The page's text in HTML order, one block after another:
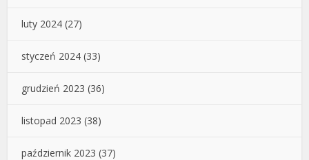
luty 2024 (27)
styczeń 2024 (33)
grudzień 2023 (36)
listopad 2023 (38)
październik 2023 (37)